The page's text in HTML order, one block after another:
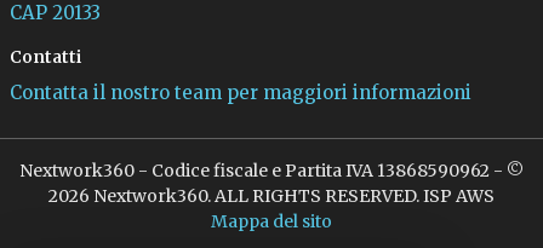
CAP 20133
Contatti
Contatta il nostro team per maggiori informazioni
Nextwork360 - Codice fiscale e Partita IVA 13868590962 - ©
2026 Nextwork360. ALL RIGHTS RESERVED. ISP AWS
Mappa del sito